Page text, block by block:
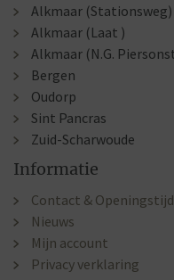
Alkmaar (Stationsweg)
Alkmaar (Laat )
Alkmaar (N.G.
Bergen
Oudorp
Sint Pancras
Zuid-Scharwoude
Informatie
Contact &
Nieuws
Mijn account
Privacy verklaring